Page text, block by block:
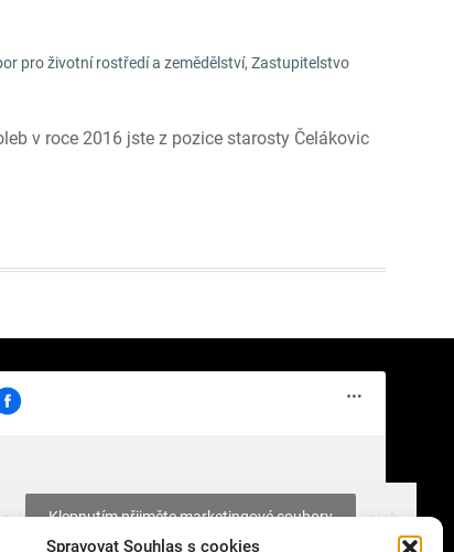
Spravovat Souhlas s cookies
pro životní rostředí a zemědělství, Zastupitelstvo
v roce 2016 jste z pozice starosty Čelákovic
www.facebook.com/cisty.vzduch.v.Celakovicich
Klepnutím přijměte marketingové soubory
cookie a povolte tento obsah